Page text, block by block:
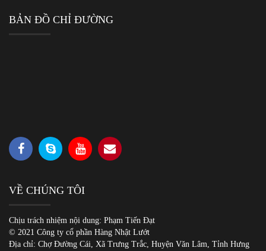
BẢN ĐỒ CHỈ ĐƯỜNG
VỀ CHÚNG TÔI
Chịu trách nhiệm nội dung: Phạm Tiến Đạt
© 2021 Công ty cổ phần Hàng Nhật Lướt
Địa chỉ: Chợ Đường Cái, Xã Trưng Trắc, Huyện Văn Lâm, Tỉnh Hưng